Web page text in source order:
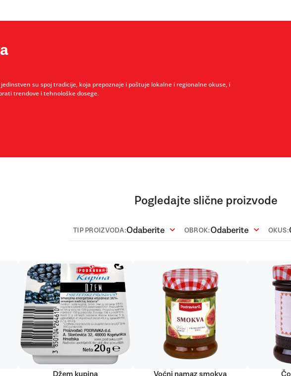
su spoj tradicije, koja prepoznaje i poštuje lokalne i regionalne okuse, i
trendove i tehnološke dosege.
Pogledajte slične proizvode
TIP PROIZVODA:Odaberite OBROK:Odaberite OKUS:
Džem kupina Voćni namaz smokva